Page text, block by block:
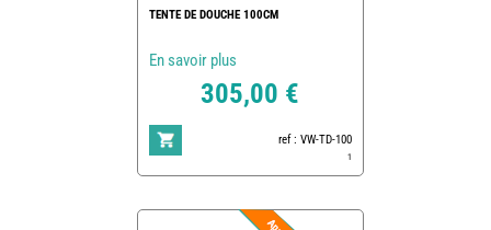
TENTE DE DOUCHE 100CM
En savoir plus
305,00 €
ref : VW-TD-100
1